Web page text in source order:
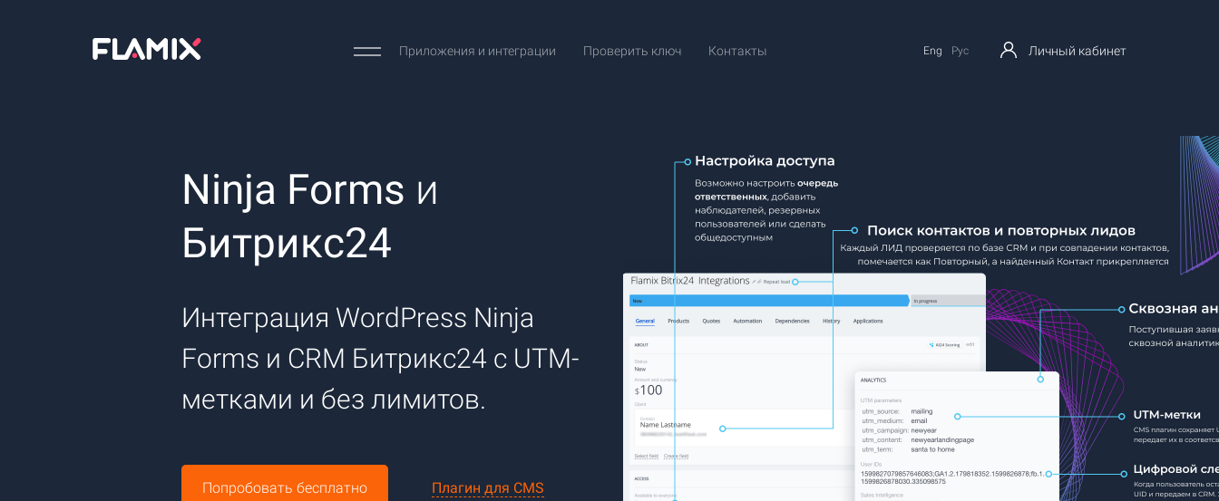
Приложения и интеграции Проверить ключ Контакты Eng Рус Личный кабинет
Ninja Forms и
Битрикс24
Интеграция WordPress Ninja
Forms и CRM Битрикс24 с UTM-
метками и без лимитов.
Попробовать бесплатно Плагин для CMS